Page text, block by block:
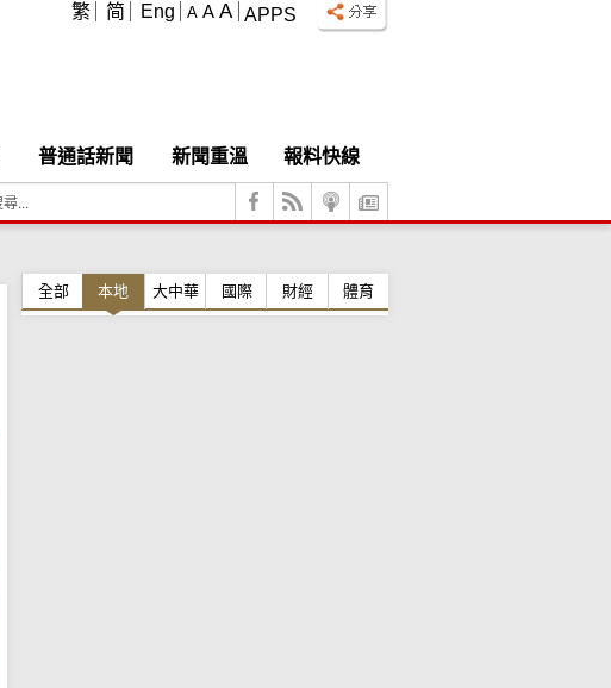
APPS
A A A
繁 简 Eng
普通話新聞 新聞重溫
報料快線
全部 本地 大中華 國際 財經 體育